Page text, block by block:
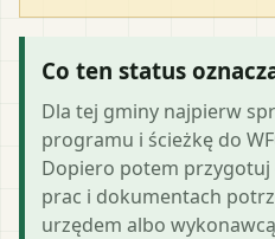
Co ten status
Dla tej gminy najpierw
programu i ścieżkę do
Dopiero potem
prac i dokumentach
urzędem albo